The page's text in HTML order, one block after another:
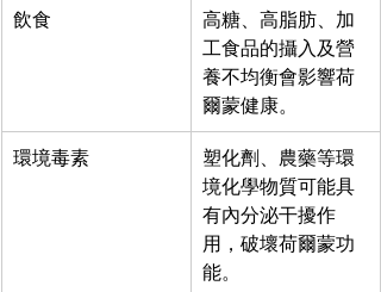
飲食
高糖、高脂肪、加
工食品的攝入及營
養不均衡會影響荷
爾蒙健康。
環境毒素
塑化劑、農藥等環
境化學物質可能具
有內分泌干擾作
用，破壞荷爾蒙功
能。